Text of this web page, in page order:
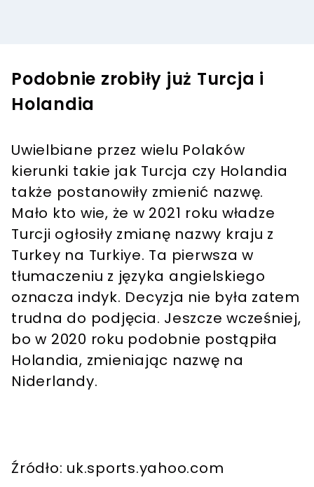
Podobnie zrobiły już Turcja i
Holandia
Uwielbiane przez wielu Polaków
kierunki takie jak Turcja czy Holandia
także postanowiły zmienić nazwę.
Mało kto wie, że w 2021 roku władze
Turcji ogłosiły zmianę nazwy kraju z
Turkey na Turkiye. Ta pierwsza w
tłumaczeniu z języka angielskiego
oznacza indyk. Decyzja nie była zatem
trudna do podjęcia. Jeszcze wcześniej,
bo w 2020 roku podobnie postąpiła
Holandia, zmieniając nazwę na
Niderlandy.
Źródło: uk.sports.yahoo.com